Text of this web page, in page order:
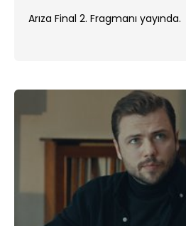
Arıza Final 2. Fragmanı yayında.